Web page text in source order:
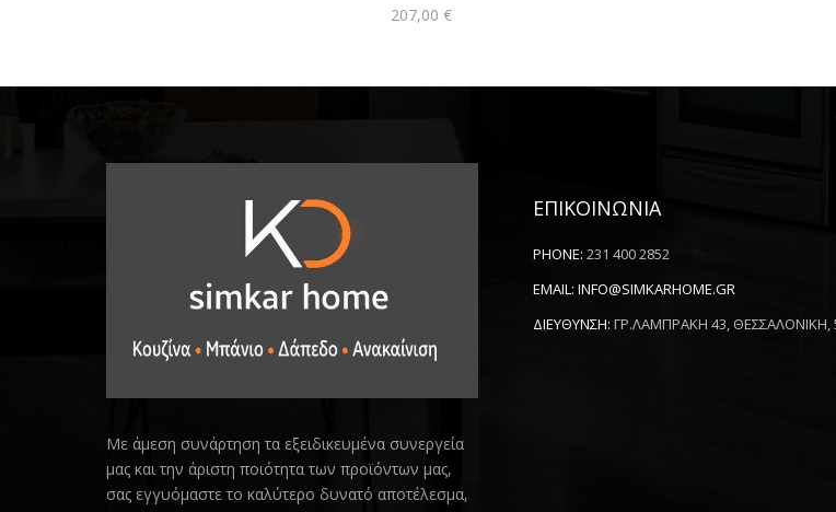
207,00 €
Με άμεση συνάρτηση τα εξειδικευμένα συνεργεία
μας και την άριστη ποιότητα των προϊόντων μας,
σας εγγυόμαστε το καλύτερο δυνατό αποτέλεσμα,
ΕΠΙΚΟΙΝΩΝΙΑ
PHONE: 231 400 2852
EMAIL: INFO@SIMKARHOME.GR
ΔΙΕΥΘΥΝΣΗ: ΓΡ.ΛΑΜΠΡΑΚΗ 43, ΘΕΣΣΑΛΟΝΙΚΗ,